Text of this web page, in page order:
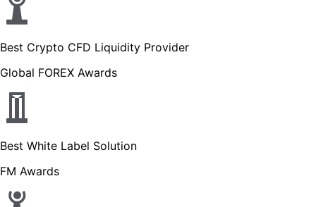
Best Crypto CFD Liquidity Provider
Global FOREX Awards
Best White Label Solution
FM Awards